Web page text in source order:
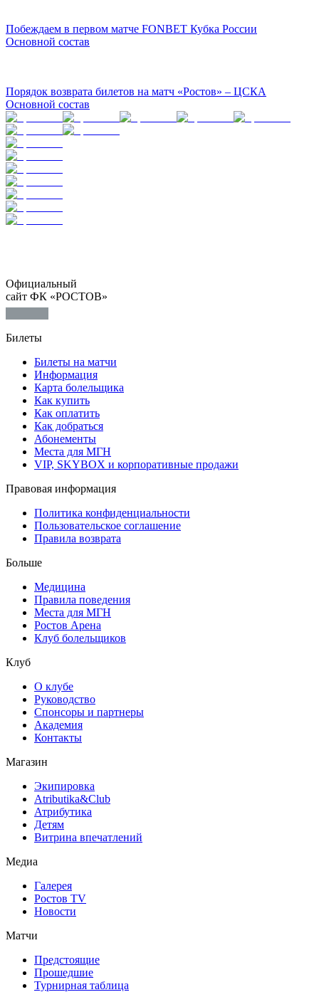
Побеждаем в первом матче FONBET Кубка России
Основной состав
Порядок возврата билетов на матч «Ростов» – ЦСКА
Основной состав
Официальный
сайт ФК «РОСТОВ»
Билеты
Билеты на матчи
Информация
Карта болельщика
Как купить
Как оплатить
Как добраться
Абонементы
Места для МГН
VIP, SKYBOX и корпоративные продажи
Правовая информация
Политика конфиденциальности
Пользовательское соглашение
Правила возврата
Больше
Медицина
Правила поведения
Места для МГН
Ростов Арена
Клуб болельщиков
Клуб
О клубе
Руководство
Спонсоры и партнеры
Академия
Контакты
Магазин
Экипировка
Atributika&Club
Атрибутика
Детям
Витрина впечатлений
Медиа
Галерея
Ростов TV
Новости
Матчи
Предстоящие
Прошедшие
Турнирная таблица